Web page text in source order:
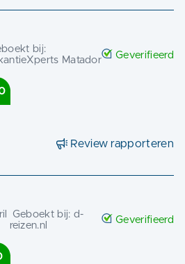
bij:
Matador
Geverifieerd
Review rapporteren
Geboekt bij: d-
reizen.nl
Geverifieerd